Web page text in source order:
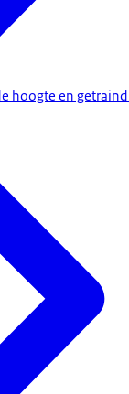
hoogte en